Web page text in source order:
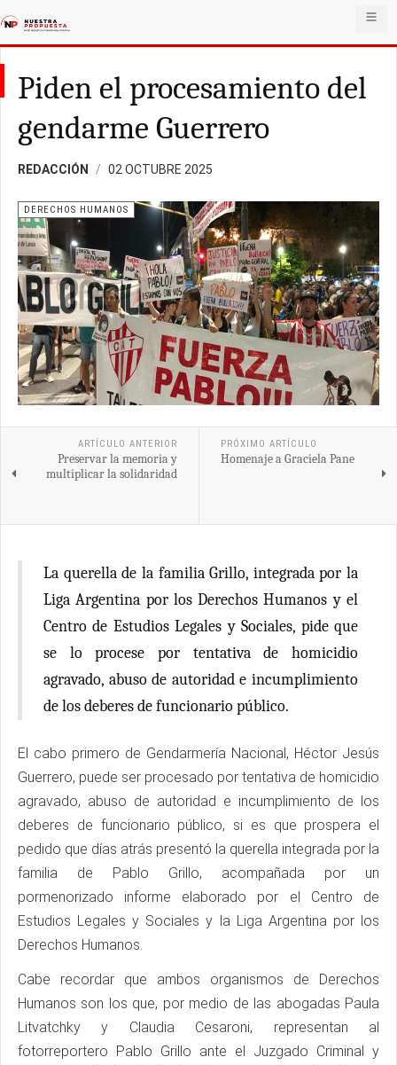
Piden el procesamiento del
gendarme Guerrero
REDACCIÓN 02 OCTUBRE 2025
DERECHOS HUMANOS
ARTÍCULO ANTERIOR
Preservar la memoria y
multiplicar la solidaridad
PRÓXIMO ARTÍCULO
Homenaje a Graciela Pane
La querella de la familia Grillo, integrada por la
Liga Argentina por los Derechos Humanos y el
Centro de Estudios Legales y Sociales, pide que
se lo procese por tentativa de homicidio
agravado, abuso de autoridad e incumplimiento
de los deberes de funcionario público.
El cabo primero de Gendarmería Nacional, Héctor Jesús
Guerrero, puede ser procesado por tentativa de homicidio
agravado, abuso de autoridad e incumplimiento de los
deberes de funcionario público, si es que prospera el
pedido que días atrás presentó la querella integrada por la
familia de Pablo Grillo, acompañada por un
pormenorizado informe elaborado por el Centro de
Estudios Legales y Sociales y la Liga Argentina por los
Derechos Humanos.
Cabe recordar que ambos organismos de Derechos
Humanos son los que, por medio de las abogadas Paula
Litvatchky y Claudia Cesaroni, representan al
fotorreportero Pablo Grillo ante el Juzgado Criminal y